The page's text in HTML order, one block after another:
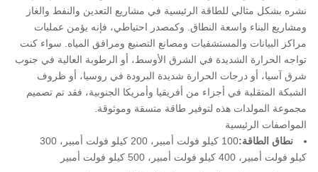
نشره بشكل مثالي للطاقة الرئيسية في مشاريع التعدين والنفط والغاز
ومشاريع البناء واسعة النطاق. وكمصدر احتياطي، فإنه يؤمن عمليات
مراكز البيانات والمستشفيات ومصانع التصنيع ومرافق المياه. سواء كنت
تواجه الحرارة الشديدة في الشرق الأوسط، أو الرطوبة العالية في جنوب
شرق آسيا، أو درجات الحرارة شديدة البرودة في روسيا، أو ظروف
الشبكة المتقلبة في أجزاء من أفريقيا وأمريكا الجنوبية، فقد تم تصميم
مجموعة المولدات هذه لتوفير طاقة متسقة وموثوقة.
المواصفات الرئيسية
نطاق الطاقة:
100 كيلو فولت أمبير، 200 كيلو فولت أمبير، 300
كيلو فولت أمبير، 400 كيلو فولت أمبير، 500 كيلو فولت أمبير